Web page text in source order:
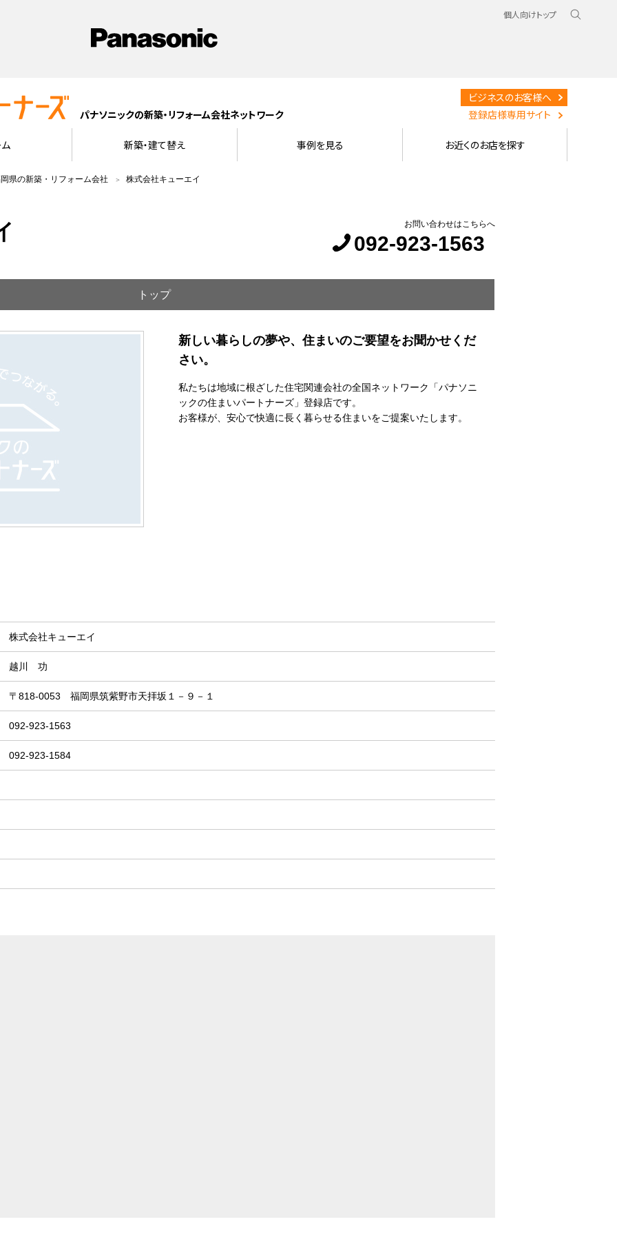
個人向けトップ
パナソニックの新築・リフォーム会社ネットワーク
ビジネスのお客様へ
登録店様専用サイト
新築・建て替え 事例を見る お近くのお店を探す
県の新築・リフォーム会社 株式会社キューエイ
お問い合わせはこちらへ
092-923-1563
トップ
新しい暮らしの夢や、住まいのご要望をお聞かせくだ
さい。
私たちは地域に根ざした住宅関連会社の全国ネットワーク「パナソニ
ックの住まいパートナーズ」登録店です。
お客様が、安心で快適に長く暮らせる住まいをご提案いたします。
株式会社キューエイ
越川 功
〒818-0053 福岡県筑紫野市天拝坂１－９－１
092-923-1563
092-923-1584